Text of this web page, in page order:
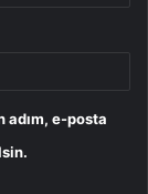
adım, e-posta